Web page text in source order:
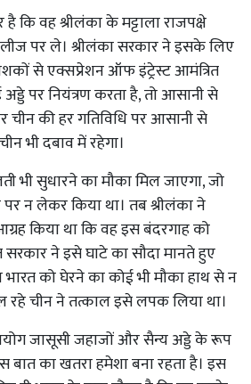
वह श्रीलंका के मट्टाला राजपक्षे
लीज पर ले। श्रीलंका सरकार ने इसके लिए
से एक्सप्रेशन ऑफ इंट्रेस्ट आमंत्रित
पर नियंत्रण करता है, तो आसानी से
चीन की हर गतिविधि पर आसानी से
भी दबाव में रहेगा।
भी सुधारने का मौका मिल जाएगा, जो
न लेकर किया था। तब श्रीलंका ने
किया था कि वह इस बंदरगाह को
ने इसे घाटे का सौदा मानते हुए
को घेरने का कोई भी मौका हाथ से न
रहे चीन ने तत्काल इसे लपक लिया था।
जासूसी जहाजों और सैन्य अड्डे के रूप
बात का खतरा हमेशा बना रहता है। इस